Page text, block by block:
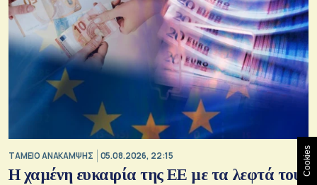
ΤΑΜΕΙΟ ΑΝΑΚΑΜΨΗΣ 05.08.2026, 22:15
Η χαμένη ευκαιρία της ΕΕ με τα λεφτά του Cookies